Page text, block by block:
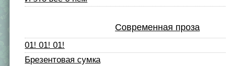
Современная проза
01! 01! 01!
Брезентовая сумка